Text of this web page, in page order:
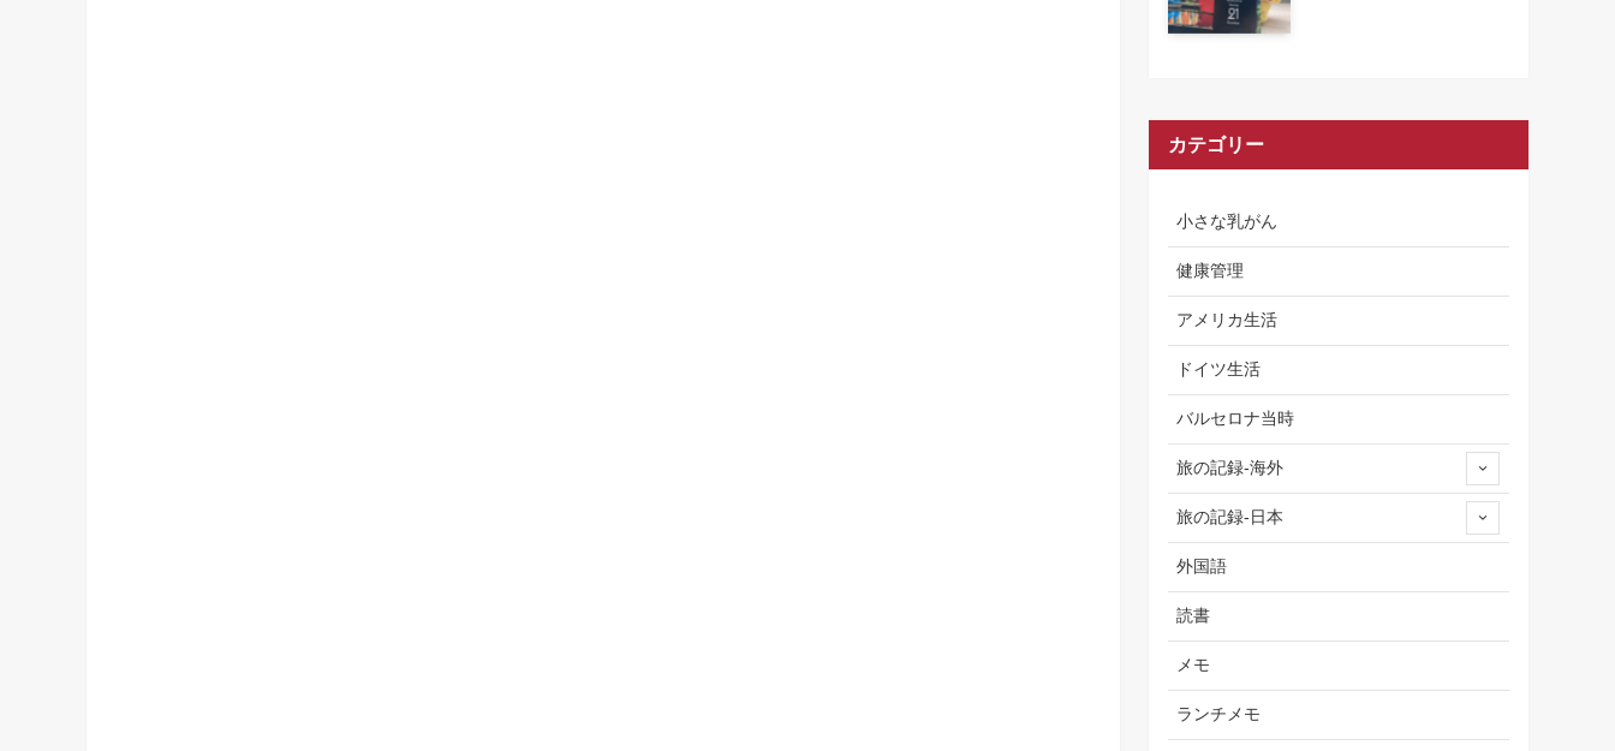
カテゴリー
小さな乳がん
健康管理
アメリカ生活
ドイツ生活
バルセロナ当時
旅の記録-海外
旅の記録-日本
外国語
読書
メモ
ランチメモ